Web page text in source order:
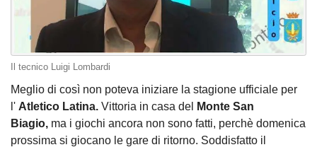
Il tecnico Luigi Lombardi
Meglio di così non poteva iniziare la stagione ufficiale per
l' Atletico Latina. Vittoria in casa del
Monte San
Biagio, ma i giochi ancora non sono fatti, perchè domenica
prossima si giocano le gare di ritorno. Soddisfatto il